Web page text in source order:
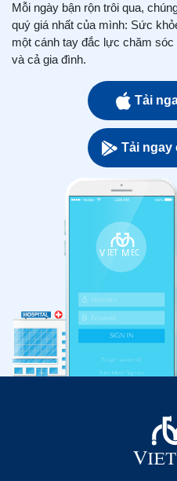
Mỗi ngày bận rộn trôi qua,
quý giá nhất của mình: Sức
một cánh tay đắc lực chăm
và cả gia đình.
Tải
Tải ngay